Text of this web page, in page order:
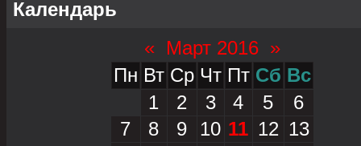
Календарь
« Март 2016 »
Пн Вт Ср Чт Пт Сб Вс
1
2 3 4 5
6
7
8 9 10 11 12 13